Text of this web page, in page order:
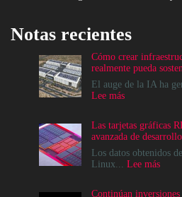
Notas recientes
Cómo crear
realmente pueda
El auge de la IA ha
Lee más:
de
IA
que
Las tarjetas gráficas
avanzada de desarrollo
Los datos obtenidos
Linux... Lee más:
Continúan